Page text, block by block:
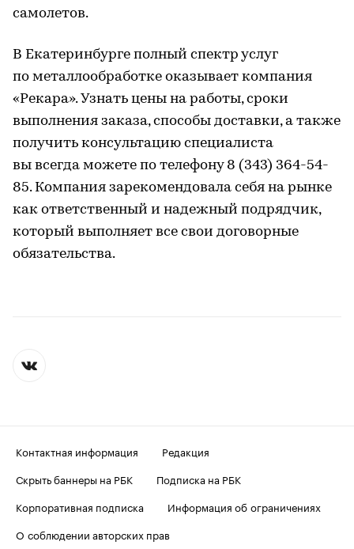
самолетов.
В Екатеринбурге полный спектр услуг
по металлообработке оказывает компания
«Рекара». Узнать цены на работы, сроки
выполнения заказа, способы доставки, а также
получить консультацию специалиста
вы всегда можете по телефону 8 (343) 364-54-
85. Компания зарекомендовала себя на рынке
как ответственный и надежный подрядчик,
который выполняет все свои договорные
обязательства.
Контактная информация
Редакция
Скрыть баннеры на РБК
Подписка на РБК
Корпоративная подписка
Информация об ограничениях
О соблюдении авторских прав